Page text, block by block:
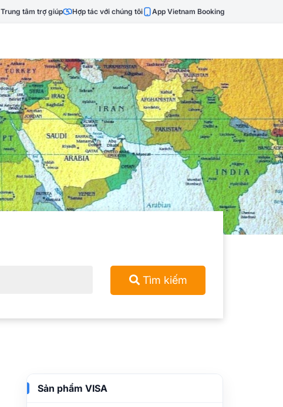
Trung tâm trợ giúp Hợp tác với chúng tôi App Vietnam Booking
Tìm kiếm
Sản phẩm VISA